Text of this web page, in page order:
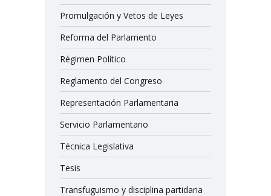
Promulgación y Vetos de Leyes
Reforma del Parlamento
Régimen Político
Reglamento del Congreso
Representación Parlamentaria
Servicio Parlamentario
Técnica Legislativa
Tesis
Transfuguismo y disciplina partidaria